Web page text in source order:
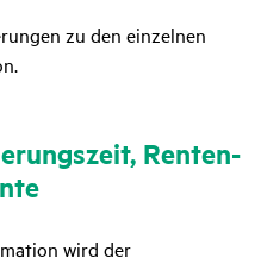
zu den einzelnen
Renten­
wird der